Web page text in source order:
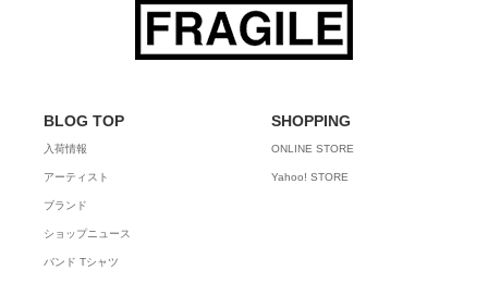
BLOG TOP
入荷情報
アーティスト
ブランド
ショップニュース
バンド Tシャツ
SHOPPING
ONLINE STORE
Yahoo! STORE